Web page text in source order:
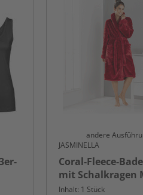
andere
JASMINELLA
Coral-Fleece-
mit Schalkragen
"Andrea"
Inhalt: 1 Stück